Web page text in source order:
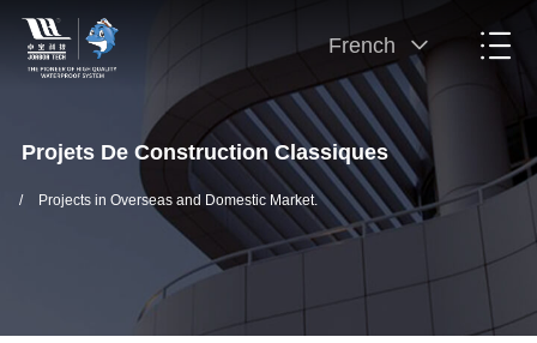
French
Projets De Construction Classiques
/ Projects in Overseas and Domestic Market.